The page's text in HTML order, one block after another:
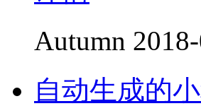
Autumn
自动生成的